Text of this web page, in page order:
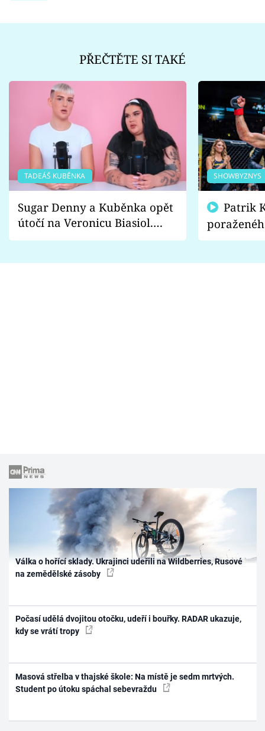
PŘEČTĚTE SI TAKÉ
TADEÁŠ KUBĚNKA
Sugar Denny a Kuběnka opět
útočí na Veronicu Biasiol.
Proč je podle nich falešná a
SHOWBYZNYS
fanoušci
Válka o hořící sklady. Ukrajinci udeřili na Wildberries, Rusové
na zemědělské zásoby
Počasí udělá dvojitou otočku, udeří i bouřky. RADAR ukazuje,
kdy se vrátí tropy
Masová střelba v thajské škole: Na místě je sedm mrtvých.
Student po útoku spáchal sebevraždu